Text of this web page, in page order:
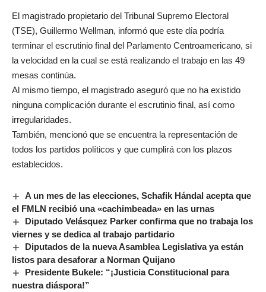
El magistrado propietario del Tribunal Supremo Electoral
(TSE), Guillermo Wellman, informó que este día podría
terminar el escrutinio final del Parlamento Centroamericano, si
la velocidad en la cual se está realizando el trabajo en las 49
mesas continúa.
Al mismo tiempo, el magistrado aseguró que no ha existido
ninguna complicación durante el escrutinio final, así como
irregularidades.
También, mencionó que se encuentra la representación de
todos los partidos políticos y que cumplirá con los plazos
establecidos.
A un mes de las elecciones, Schafik Hándal acepta que
el FMLN recibió una «cachimbeada» en las urnas
Diputado Velásquez Parker confirma que no trabaja los
viernes y se dedica al trabajo partidario
Diputados de la nueva Asamblea Legislativa ya están
listos para desaforar a Norman Quijano
Presidente Bukele: “¡Justicia Constitucional para
nuestra diáspora!”